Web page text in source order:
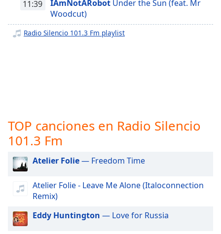
subtitles
settings,
opens
Track
Picture-
Picture
Fullscreen
modal
window.
11:39 IAmNotARobot Under the Sun (feat. Mr
Woodcut)
Radio Silencio 101.3 Fm playlist
TOP canciones en Radio Silencio
101.3 Fm
Atelier Folie— Freedom Time
Atelier Folie - Leave Me Alone (Italoconnection
Remix)
Eddy Huntington — Love for Russia